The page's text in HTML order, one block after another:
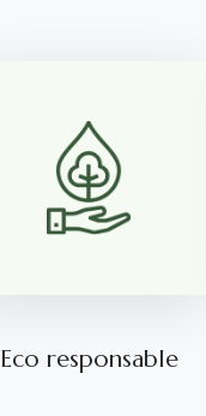
Eco responsable